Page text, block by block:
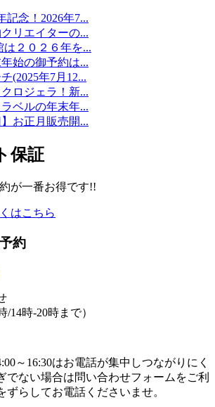
記念！2026年7...
リエイターの...
は２０２６年を...
始の御予約は...
(2025年7月12...
ロジェラ！新...
ベルの年末年...
】お正月販売開...
保証
が一番お得です!!
はこちら
約
/14時-20時まで）
～16:30はお電話が集中しつながりにく
でない場合は問い合わせフォームをご利
ずらしてお電話くださいませ。